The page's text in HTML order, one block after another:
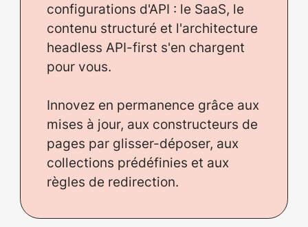
configurations d'API : le SaaS, le
contenu structuré et l'architecture
headless API-first s'en chargent
pour vous.
Innovez en permanence grâce aux
mises à jour, aux constructeurs de
pages par glisser-déposer, aux
collections prédéfinies et aux
règles de redirection.